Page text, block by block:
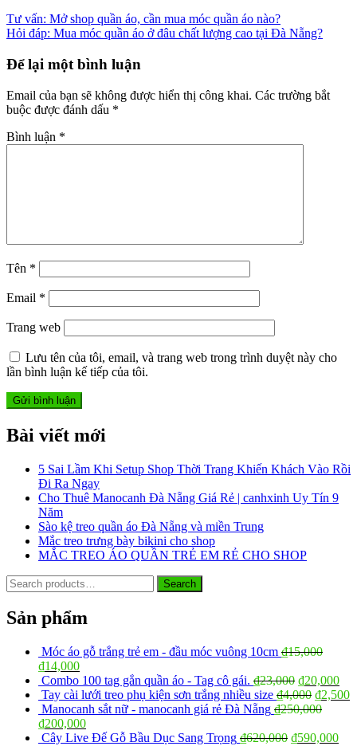
Điều
hướng
bài
viết
Tư vấn: Mở shop quần áo, cần mua móc quần áo nào?
Hỏi đáp: Mua móc quần áo ở đâu chất lượng cao tại Đà Nẵng?
Để lại một bình luận
Email của bạn sẽ không được hiển thị công khai. Các trường bắt
buộc được đánh dấu *
Bình luận *
Tên *
Email *
Trang web
Lưu tên của tôi, email, và trang web trong trình duyệt này cho
lần bình luận kế tiếp của tôi.
Bài viết mới
5 Sai Lầm Khi Setup Shop Thời Trang Khiến Khách Vào Rồi
Đi Ra Ngay
Cho Thuê Manocanh Đà Nẵng Giá Rẻ | canhxinh Uy Tín 9
Năm
Sào kệ treo quần áo Đà Nẵng và miền Trung
Mắc treo trưng bày bikini cho shop
MẮC TREO ÁO QUẦN TRẺ EM RẺ CHO SHOP
Search
for:
Search
Sản phẩm
Móc áo gỗ trắng trẻ em - đầu móc vuông 10cm ₫15,000
₫14,000
Combo 100 tag gắn quần áo - Tag cô gái. ₫23,000 ₫20,000
Tay cài lưới treo phụ kiện sơn trắng nhiều size ₫4,000 ₫2,500
Manocanh sắt nữ - manocanh giá rẻ Đà Nẵng ₫250,000
₫200,000
Cây Live Đế Gỗ Bầu Dục Sang Trọng ₫620,000 ₫590,000